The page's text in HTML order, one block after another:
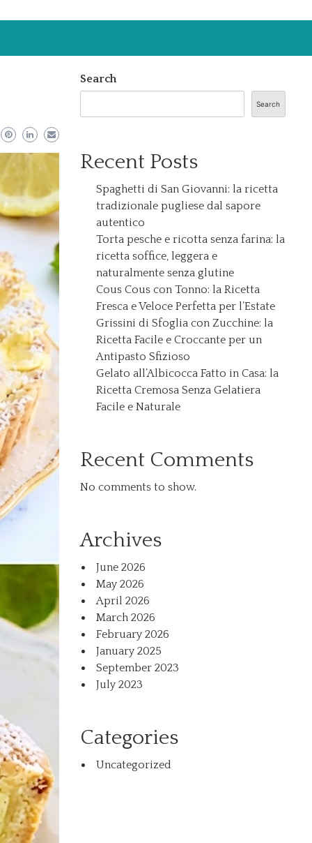
Search
Search
Recent Posts
Spaghetti di San Giovanni: la ricetta
tradizionale pugliese dal sapore
autentico
Torta pesche e ricotta senza farina: la
ricetta soffice, leggera e
naturalmente senza glutine
Cous Cous con Tonno: la Ricetta
Fresca e Veloce Perfetta per l’Estate
Grissini di Sfoglia con Zucchine: la
Ricetta Facile e Croccante per un
Antipasto Sfizioso
Gelato all’Albicocca Fatto in Casa: la
Ricetta Cremosa Senza Gelatiera
Facile e Naturale
Recent Comments
No comments to show.
Archives
June 2026
May 2026
April 2026
March 2026
February 2026
January 2025
September 2023
July 2023
Categories
Uncategorized